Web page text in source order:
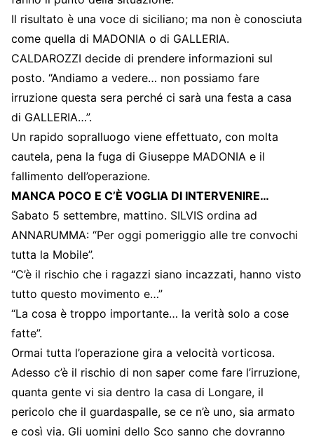
Il risultato è una voce di siciliano; ma non è conosciuta
come quella di MADONIA o di GALLERIA.
CALDAROZZI decide di prendere informazioni sul
posto. “Andiamo a vedere… non possiamo fare
irruzione questa sera perché ci sarà una festa a casa
di GALLERIA…”.
Un rapido sopralluogo viene effettuato, con molta
cautela, pena la fuga di Giuseppe MADONIA e il
fallimento dell’operazione.
MANCA POCO E C’È VOGLIA DI INTERVENIRE…
Sabato 5 settembre, mattino. SILVIS ordina ad
ANNARUMMA: “Per oggi pomeriggio alle tre convochi
tutta la Mobile”.
“C’è il rischio che i ragazzi siano incazzati, hanno visto
tutto questo movimento e…”
“La cosa è troppo importante… la verità solo a cose
fatte”.
Ormai tutta l’operazione gira a velocità vorticosa.
Adesso c’è il rischio di non saper come fare l’irruzione,
quanta gente vi sia dentro la casa di Longare, il
pericolo che il guardaspalle, se ce n’è uno, sia armato
e così via. Gli uomini dello Sco sanno che dovranno